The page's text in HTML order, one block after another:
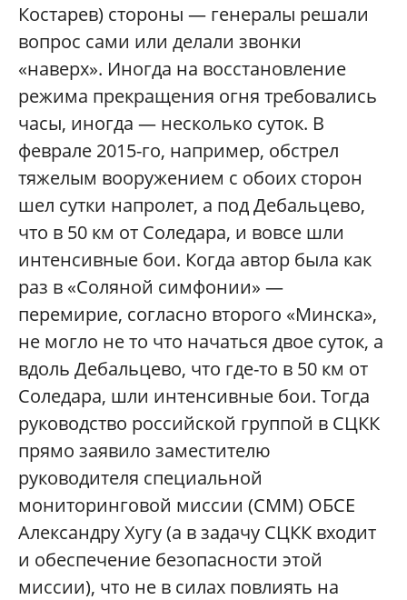
Костарев) стороны — генералы решали
вопрос сами или делали звонки
«наверх». Иногда на восстановление
режима прекращения огня требовались
часы, иногда — несколько суток. В
феврале 2015-го, например, обстрел
тяжелым вооружением с обоих сторон
шел сутки напролет, а под Дебальцево,
что в 50 км от Соледара, и вовсе шли
интенсивные бои. Когда автор была как
раз в «Соляной симфонии» —
перемирие, согласно второго «Минска»,
не могло не то что начаться двое суток, а
вдоль Дебальцево, что где-то в 50 км от
Соледара, шли интенсивные бои. Тогда
руководство российской группой в СЦКК
прямо заявило заместителю
руководителя специальной
мониторинговой миссии (СММ) ОБСЕ
Александру Хугу (а в задачу СЦКК входит
и обеспечение безопасности этой
миссии), что не в силах повлиять на